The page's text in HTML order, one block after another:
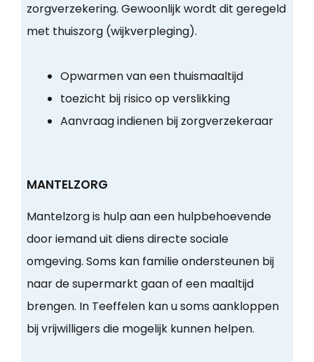
zorgverzekering. Gewoonlijk wordt dit geregeld
met thuiszorg (wijkverpleging).
Opwarmen van een thuismaaltijd
toezicht bij risico op verslikking
Aanvraag indienen bij zorgverzekeraar
MANTELZORG
Mantelzorg is hulp aan een hulpbehoevende
door iemand uit diens directe sociale
omgeving. Soms kan familie ondersteunen bij
naar de supermarkt gaan of een maaltijd
brengen. In Teeffelen kan u soms aankloppen
bij vrijwilligers die mogelijk kunnen helpen.